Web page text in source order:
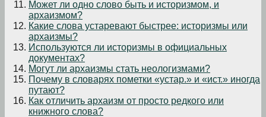
Может ли одно слово быть и историзмом, и
архаизмом?
Какие слова устаревают быстрее: историзмы или
архаизмы?
Используются ли историзмы в официальных
документах?
Могут ли архаизмы стать неологизмами?
Почему в словарях пометки «устар.» и «ист.» иногда
путают?
Как отличить архаизм от просто редкого или
книжного слова?